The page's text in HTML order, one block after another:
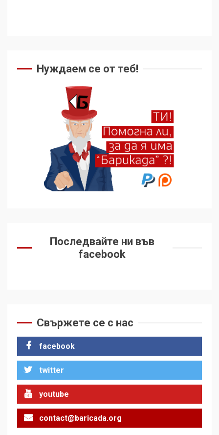
Нуждаем се от теб!
Последвайте ни във
facebook
Свържете се с нас
facebook
twitter
youtube
contact@baricada.org